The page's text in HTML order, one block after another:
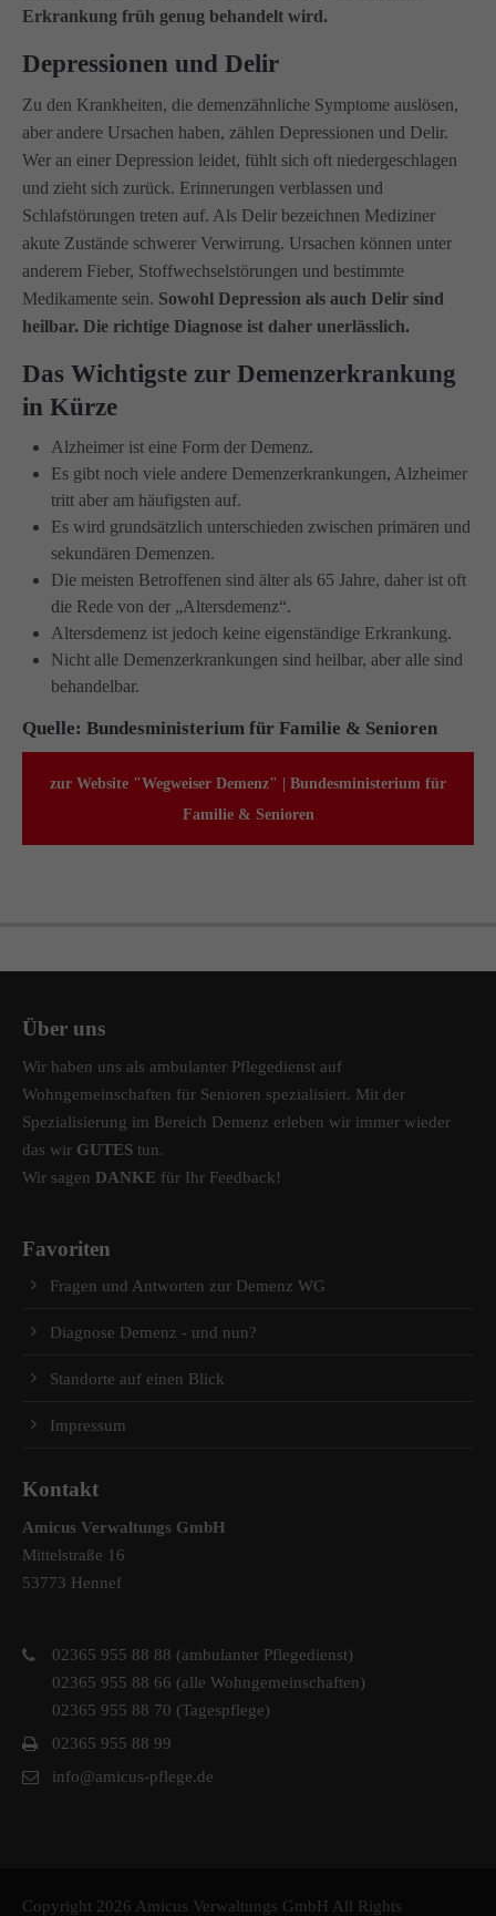
Erkrankung früh genug behandelt wird.
Depressionen und Delir
Zu den Krankheiten, die demenzähnliche Symptome auslösen,
aber andere Ursachen haben, zählen Depressionen und Delir.
Wer an einer Depression leidet, fühlt sich oft niedergeschlagen
und zieht sich zurück. Erinnerungen verblassen und
Schlafstörungen treten auf. Als Delir bezeichnen Mediziner
akute Zustände schwerer Verwirrung. Ursachen können unter
anderem Fieber, Stoffwechselstörungen und bestimmte
Medikamente sein. Sowohl Depression als auch Delir sind
heilbar. Die richtige Diagnose ist daher unerlässlich.
Das Wichtigste zur Demenzerkrankung
in Kürze
Alzheimer ist eine Form der Demenz.
Es gibt noch viele andere Demenzerkrankungen, Alzheimer
tritt aber am häufigsten auf.
Es wird grundsätzlich unterschieden zwischen primären und
sekundären Demenzen.
Die meisten Betroffenen sind älter als 65 Jahre, daher ist oft
die Rede von der „Altersdemenz“.
Altersdemenz ist jedoch keine eigenständige Erkrankung.
Nicht alle Demenzerkrankungen sind heilbar, aber alle sind
behandelbar.
Quelle: Bundesministerium für Familie & Senioren
zur Website "Wegweiser Demenz" | Bundesministerium für
Familie & Senioren
Über uns
Wir haben uns als ambulanter Pflegedienst auf
Wohngemeinschaften für Senioren spezialisiert. Mit der
Spezialisierung im Bereich Demenz erleben wir immer wieder
das wir GUTES tun.
Wir sagen DANKE für Ihr Feedback!
Favoriten
Fragen und Antworten zur Demenz WG
Diagnose Demenz - und nun?
Standorte auf einen Blick
Impressum
Kontakt
Amicus Verwaltungs GmbH
Mittelstraße 16
53773 Hennef
02365 955 88 88 (ambulanter Pflegedienst)
02365 955 88 66 (alle Wohngemeinschaften)
02365 955 88 70 (Tagespflege)
02365 955 88 99
info@amicus-pflege.de
Copyright 2026 Amicus Verwaltungs GmbH All Rights